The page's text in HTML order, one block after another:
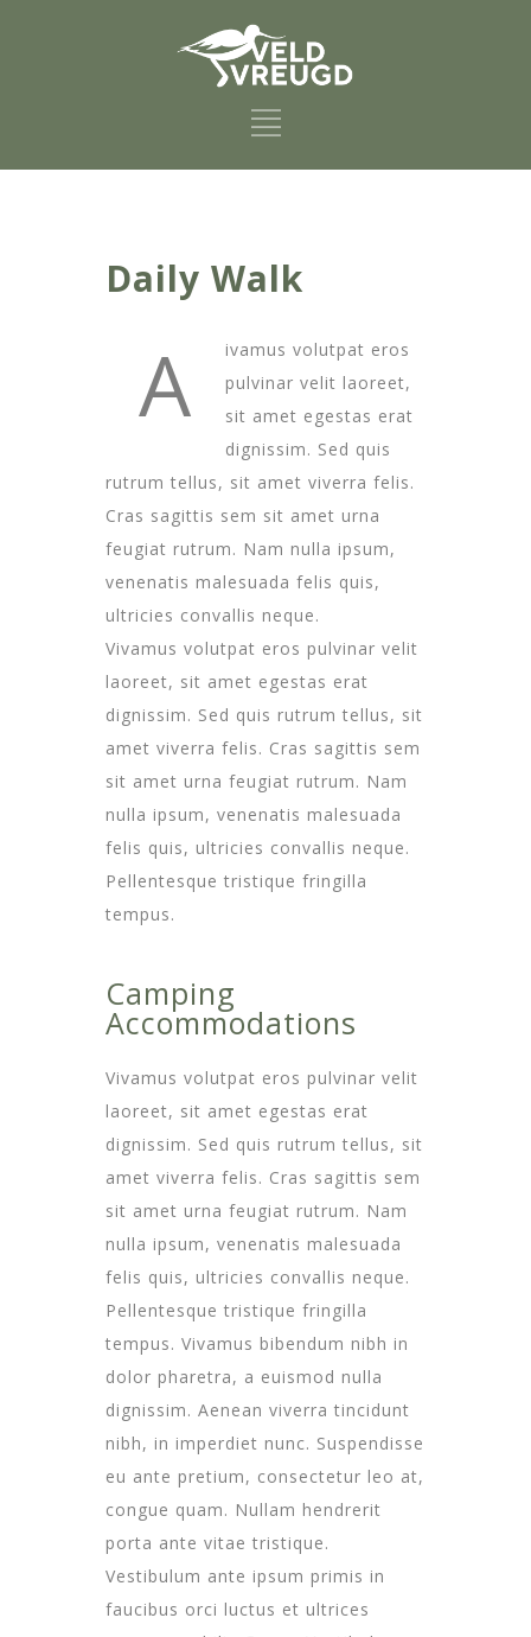
Daily Walk
A
ivamus volutpat eros
pulvinar velit laoreet,
sit amet egestas erat
dignissim. Sed quis
rutrum tellus, sit amet viverra felis.
Cras sagittis sem sit amet urna
feugiat rutrum. Nam nulla ipsum,
venenatis malesuada felis quis,
ultricies convallis neque.
Vivamus volutpat eros pulvinar velit
laoreet, sit amet egestas erat
dignissim. Sed quis rutrum tellus, sit
amet viverra felis. Cras sagittis sem
sit amet urna feugiat rutrum. Nam
nulla ipsum, venenatis malesuada
felis quis, ultricies convallis neque.
Pellentesque tristique fringilla
tempus.
Camping
Accommodations
Vivamus volutpat eros pulvinar velit
laoreet, sit amet egestas erat
dignissim. Sed quis rutrum tellus, sit
amet viverra felis. Cras sagittis sem
sit amet urna feugiat rutrum. Nam
nulla ipsum, venenatis malesuada
felis quis, ultricies convallis neque.
Pellentesque tristique fringilla
tempus. Vivamus bibendum nibh in
dolor pharetra, a euismod nulla
dignissim. Aenean viverra tincidunt
nibh, in imperdiet nunc. Suspendisse
eu ante pretium, consectetur leo at,
congue quam. Nullam hendrerit
porta ante vitae tristique.
Vestibulum ante ipsum primis in
faucibus orci luctus et ultrices